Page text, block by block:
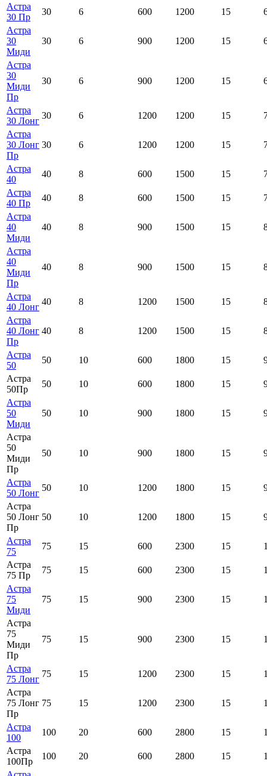
Астра
30 Пр
30 6 600 1200 15
Астра
30
Миди
30 6 900 1200 15
Астра
30
Миди
Пр
30 6 900 1200 15
Астра
30 Лонг
30 6 1200 1200 15
Астра
30 Лонг
Пр
30 6 1200 1200 15
Астра
40
40 8 600 1500 15
Астра
40 Пр
40 8 600 1500 15
Астра
40
Миди
40 8 900 1500 15
Астра
40
Миди
Пр
40 8 900 1500 15
Астра
40 Лонг
40 8 1200 1500 15
Астра
40 Лонг
Пр
40 8 1200 1500 15
Астра
50
50 10 600 1800 15
Астра
50Пр
50 10 600 1800 15
Астра
50
Миди
50 10 900 1800 15
Астра
50
Миди
Пр
50 10 900 1800 15
Астра
50 Лонг
50 10 1200 1800 15
Астра
50 Лонг
Пр
50 10 1200 1800 15
Астра
75
75 15 600 2300 15
Астра
75 Пр
75 15 600 2300 15
Астра
75
Миди
75 15 900 2300 15
Астра
75
Миди
Пр
75 15 900 2300 15
Астра
75 Лонг
75 15 1200 2300 15
Астра
75 Лонг
Пр
75 15 1200 2300 15
Астра
100
100 20 600 2800 15
Астра
100Пр
100 20 600 2800 15